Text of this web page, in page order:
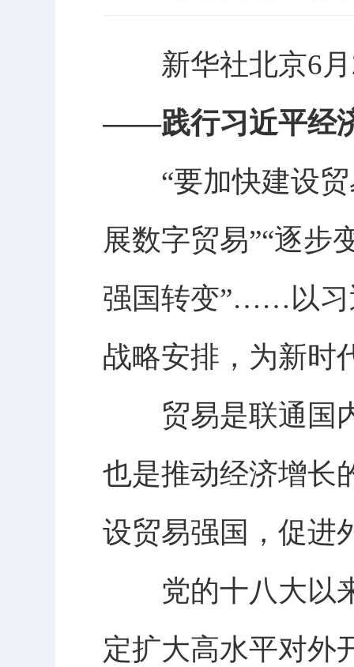
新华社北京6
——践行习近平经
“要加快建设贸
展数字贸易”“逐步
强国转变”……以习
战略安排，为新时
贸易是联通国内
也是推动经济增长
设贸易强国，促进
党的十八大以来
定扩大高水平对外